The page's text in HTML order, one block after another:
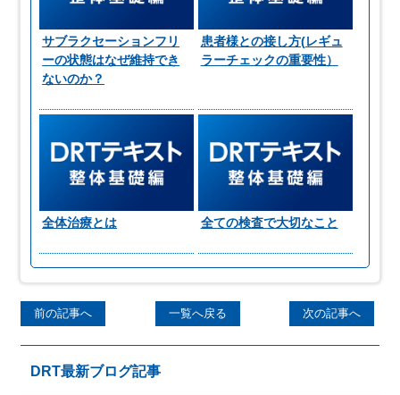
サブラクセーションフリ
ーの状態はなぜ維持でき
ないのか？
患者様との接し方(レギュ
ラーチェックの重要性）
全体治療とは 全ての検査で大切なこと
前の記事へ 一覧へ戻る 次の記事へ
DRT最新ブログ記事